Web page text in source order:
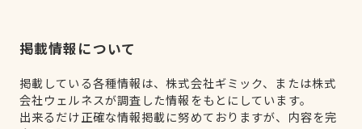
掲載情報について
掲載している各種情報は、株式会社ギミック、または株式
会社ウェルネスが調査した情報をもとにしています。
出来るだけ正確な情報掲載に努めておりますが、内容を完